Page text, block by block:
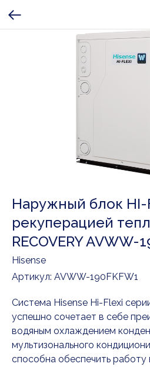
Наружный блок HI-
рекуперацией
RECOVERY AVWW-
Hisense
Артикул: AVWW-190FKFW1
Система Hisense Hi-Flexi
успешно сочетает в себе
водяным охлаждением
мультизонального
способна обеспечить работу